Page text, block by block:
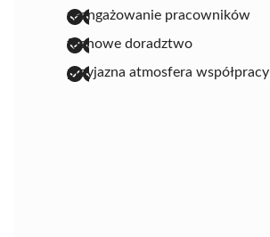
zaangażowanie pracowników
fachowe doradztwo
przyjazna atmosfera współpracy